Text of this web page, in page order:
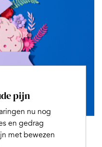
pijn
nu nog
en gedrag
met bewezen